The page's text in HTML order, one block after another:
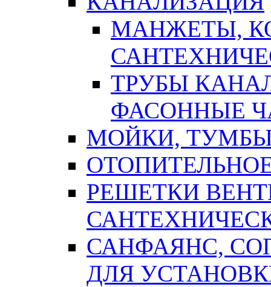
МАНЖЕТЫ,
ТРУБЫ
ФАСОННЫЕ
МОЙКИ,
РЕШЕТКИ
САНФАЯНС,
ДЛЯ